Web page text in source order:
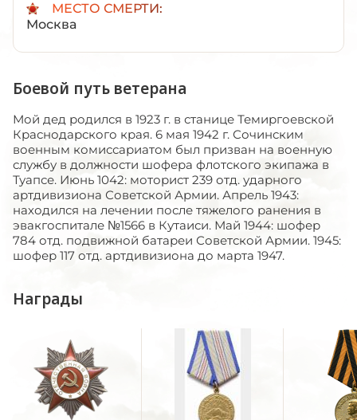
МЕСТО СМЕРТИ:
Москва
Боевой путь ветерана
Мой дед родился в 1923 г. в станице Темиргоевской
Краснодарского края. 6 мая 1942 г. Сочинским
военным комиссариатом был призван на военную
службу в должности шофера флотского экипажа в
Туапсе. Июнь 1042: моторист 239 отд. ударного
артдивизиона Советской Армии. Апрель 1943:
находился на лечении после тяжелого ранения в
эвакгоспитале №1566 в Кутаиси. Май 1944: шофер
784 отд. подвижной батареи Советской Армии. 1945:
шофер 117 отд. артдивизиона до марта 1947.
Награды